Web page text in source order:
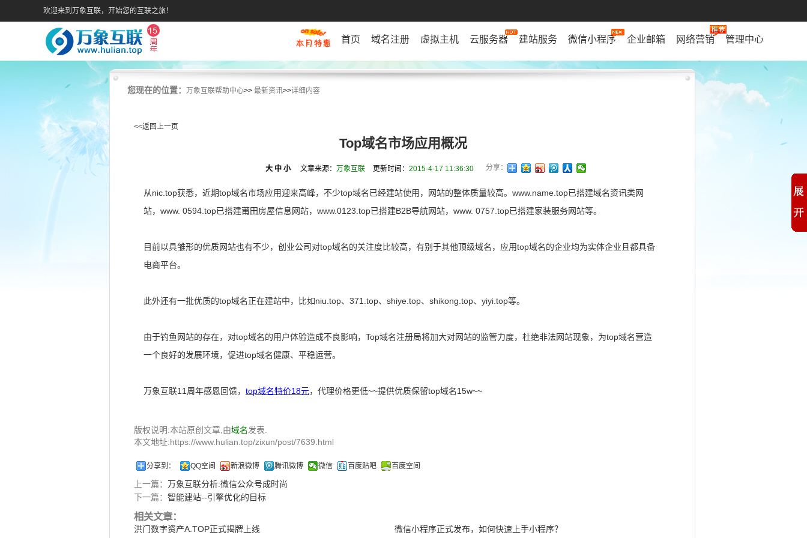
欢迎来到万象互联，开始您的互联之旅！
首页 域名注册 虚拟主机 云服务器 建站服务 微信小程序 企业邮箱 网络营销 管理中心
您现在的位置： 万象互联帮助中心>> 最新资讯>>详细内容
<<返回上一页
Top域名市场应用概况
大 中 小 文章来源： 万象互联 更新时间： 2015-4-17 11:36:30 分享：
从nic.top获悉，近期top域名市场应用迎来高峰，不少top域名已经建站使用，网站的整体质量较高。www.name.top已搭建域名资讯类网
站，www. 0594.top已搭建莆田房屋信息网站，www.0123.top已搭建B2B导航网站，www. 0757.top已搭建家装服务网站等。
目前以具雏形的优质网站也有不少，创业公司对top域名的关注度比较高，有别于其他顶级域名，应用top域名的企业均为实体企业且都具备
电商平台。
此外还有一批优质的top域名正在建站中，比如niu.top、371.top、shiye.top、shikong.top、yiyi.top等。
由于钓鱼网站的存在，对top域名的用户体验造成不良影响，Top域名注册局将加大对网站的监管力度，杜绝非法网站现象，为top域名营造
一个良好的发展环境，促进top域名健康、平稳运营。
万象互联11周年感恩回馈， top域名特价18元，代理价格更低~~提供优质保留top域名15w~~
版权说明:本站原创文章,由域名发表.
本文地址:https://www.hulian.top/zixun/post/7639.html
分享到： QQ空间 新浪微博 腾讯微博 微信 百度贴吧 百度空间
上一篇： 万象互联分析:微信公众号成时尚
下一篇： 智能建站--引擎优化的目标
相关文章：
洪门数字资产A.TOP正式揭牌上线
微信小程序正式发布，如何快速上手小程序？